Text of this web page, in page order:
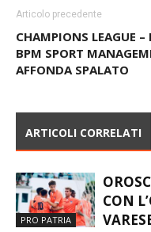
Articolo precedente
CHAMPIONS LEAGUE –
BPM SPORT
AFFONDA SPALATO
ARTICOLI CORRELATI
PRO PATRIA
CON